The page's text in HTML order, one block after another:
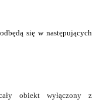
się w następujących
obiekt wyłączony z